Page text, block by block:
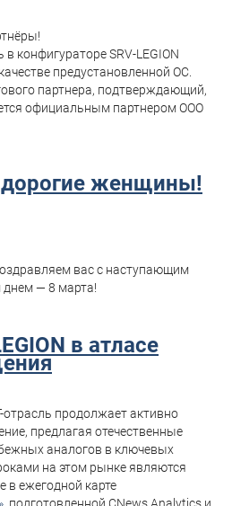
конфигураторе SRV-LEGION
предустановленной ОС.
партнера, подтверждающий,
официальным партнером ООО
женщины!
вас с наступающим
— 8 марта!
в атласе
отрасль продолжает активно
предлагая отечественные
аналогов в ключевых
на этом рынке являются
в ежегодной карте
, подготовленной CNews Analytics и